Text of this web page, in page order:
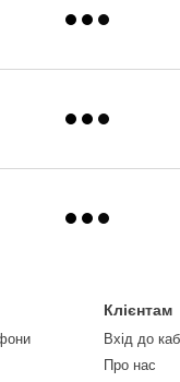
Клієнтам
Вхід до
Про нас